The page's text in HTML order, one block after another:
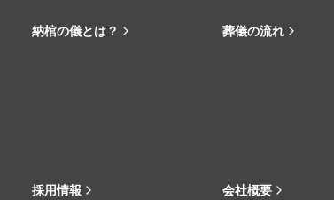
納棺の儀とは？ 葬儀の流れ
採用情報 会社概要